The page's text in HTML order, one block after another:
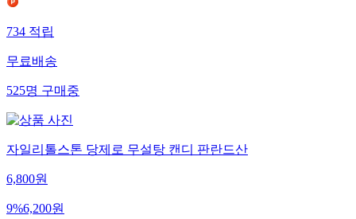
734적립
무료배송
525명구매중
자일리톨스톤 당제로 무설탕 캔디 판란드산
6,800원
9%6,200원